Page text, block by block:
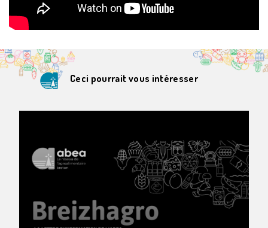
Ceci pourrait vous intéresser